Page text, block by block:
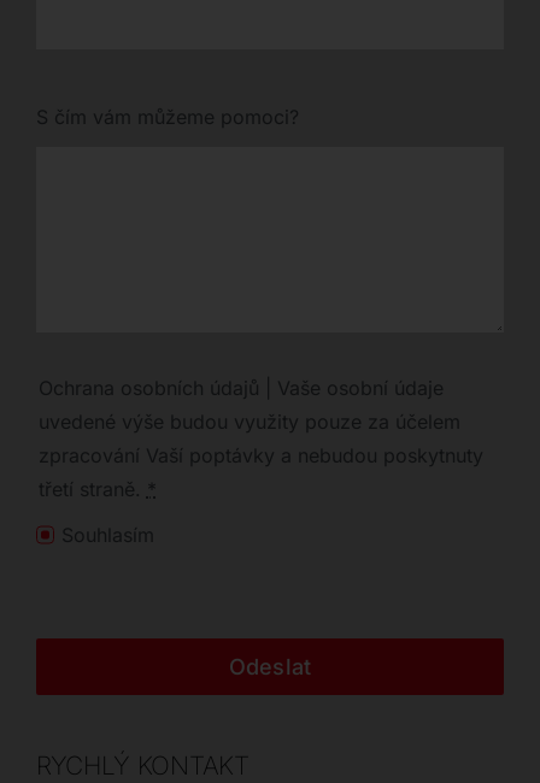
S čím vám můžeme pomoci?
Ochrana osobních údajů | Vaše osobní údaje
uvedené výše budou využity pouze za účelem
zpracování Vaší poptávky a nebudou poskytnuty
třetí straně. *
Souhlasím
Odeslat
RYCHLÝ KONTAKT